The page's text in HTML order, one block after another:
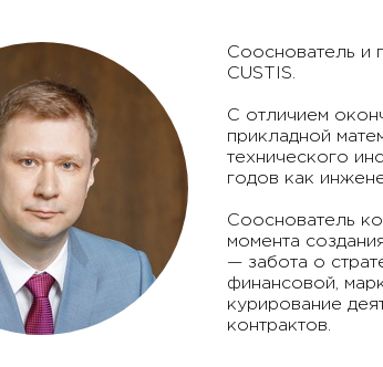
Сооснователь и
CUSTIS.
С отличием
прикладной
технического
годов как
Сооснователь
момента
— забота о
финансовой,
курирование
контрактов.